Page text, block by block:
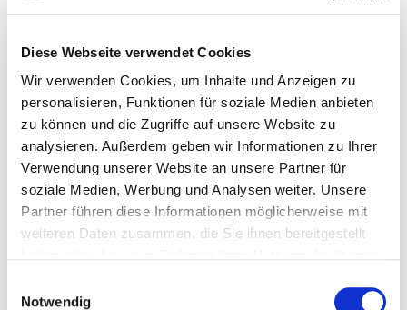
Diese Webseite verwendet Cookies
Wir verwenden Cookies, um Inhalte und Anzeigen zu
personalisieren, Funktionen für soziale Medien anbieten
zu können und die Zugriffe auf unsere Website zu
analysieren. Außerdem geben wir Informationen zu Ihrer
Verwendung unserer Website an unsere Partner für
soziale Medien, Werbung und Analysen weiter. Unsere
Partner führen diese Informationen möglicherweise mit
weiteren Daten zusammen, die Sie ihnen bereitgestellt
Notwendig
Komplette Überholung aller Softparts (Verschleißteile) im
Getriebe. Elektronische Komponenten, sowie Antriebsteile werden
bei Bedarf gewechselt und nach Absprache separat berechnet.
Wandler werden nach Bedarf zu den aufgeführten Preisen
überholt.
Persönliche Informationen
Vorname
Name
Firma/Unternehmen